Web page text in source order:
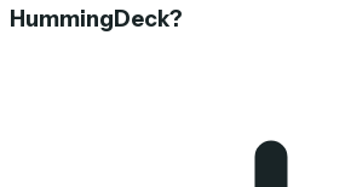
HummingDeck?